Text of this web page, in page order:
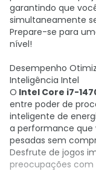
garantindo que
simultaneamente
Prepare-se para
nível!
Desempenho
Inteligência Intel
O Intel Core i7-
entre poder de
inteligente de
a performance que
pesadas sem
Desfrute de jogos
preocupações com